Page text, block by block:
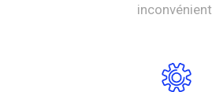
inconvénient.